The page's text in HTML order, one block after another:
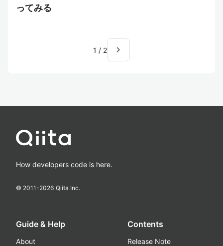
ってみる
1 / 2 navigate_next
How developers code is here.
© 2011-2026 Qiita Inc.
Guide & Help
About
Contents
Release Note